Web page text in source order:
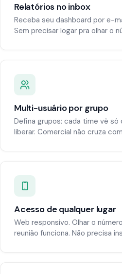
Relatórios no inbox
Receba seu dashboard por e-
Sem precisar logar pra olhar o
Multi-usuário por grupo
Defina grupos: cada time vê
liberar. Comercial não cruza
Acesso de qualquer lugar
Web responsivo. Olhar o
reunião funciona. Não precisa